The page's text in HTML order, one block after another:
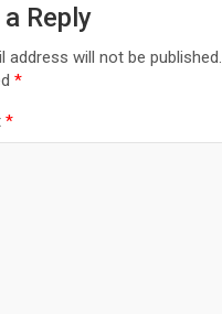
Reply
address will not be published.
*
*